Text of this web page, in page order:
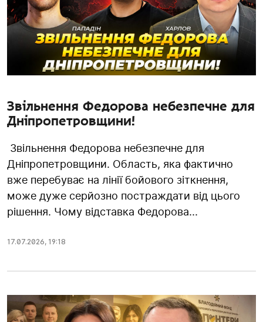
Звільнення Федорова небезпечне для
Дніпропетровщини!
Звільнення Федорова небезпечне для
Дніпропетровщини. Область, яка фактично
вже перебуває на лінії бойового зіткнення,
може дуже серйозно постраждати від цього
рішення. Чому відставка Федорова...
17.07.2026, 19:18